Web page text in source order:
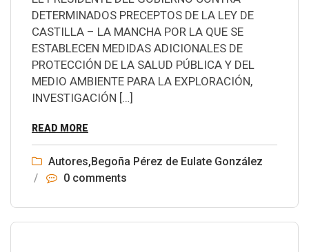
DETERMINADOS PRECEPTOS DE LA LEY DE
CASTILLA – LA MANCHA POR LA QUE SE
ESTABLECEN MEDIDAS ADICIONALES DE
PROTECCIÓN DE LA SALUD PÚBLICA Y DEL
MEDIO AMBIENTE PARA LA EXPLORACIÓN,
INVESTIGACIÓN […]
READ MORE
Autores,Begoña Pérez de Eulate González
/
0 comments